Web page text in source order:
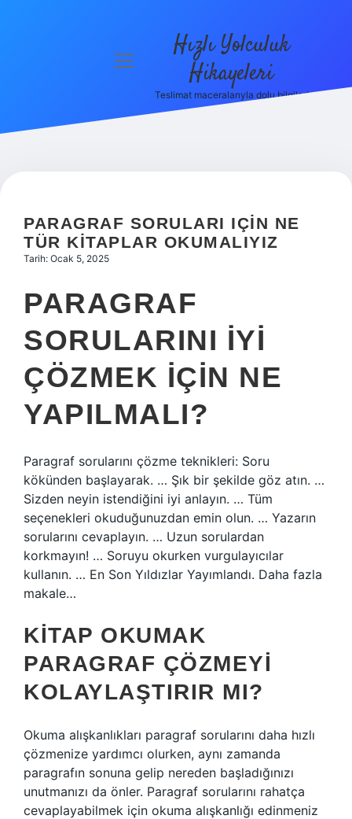
Hakkımızda
menüyü
Hızlı Yolculuk
Hikayeleri
Teslimat maceralarıyla dolu bilgiler!
PARAGRAF SORULARI IÇIN NE
TÜR KITAPLAR OKUMALIYIZ
Tarih: Ocak 5, 2025
PARAGRAF
SORULARINI IYI
ÇÖZMEK IÇIN NE
YAPILMALI?
Paragraf sorularını çözme teknikleri: Soru
kökünden başlayarak. … Şık bir şekilde göz atın. …
Sizden neyin istendiğini iyi anlayın. … Tüm
seçenekleri okuduğunuzdan emin olun. … Yazarın
sorularını cevaplayın. … Uzun sorulardan
korkmayın! … Soruyu okurken vurgulayıcılar
kullanın. … En Son Yıldızlar Yayımlandı. Daha fazla
makale…
KITAP OKUMAK
PARAGRAF ÇÖZMEYI
KOLAYLAŞTIRIR MI?
Okuma alışkanlıkları paragraf sorularını daha hızlı
çözmenize yardımcı olurken, aynı zamanda
paragrafın sonuna gelip nereden başladığınızı
unutmanızı da önler. Paragraf sorularını rahatça
cevaplayabilmek için okuma alışkanlığı edinmeniz